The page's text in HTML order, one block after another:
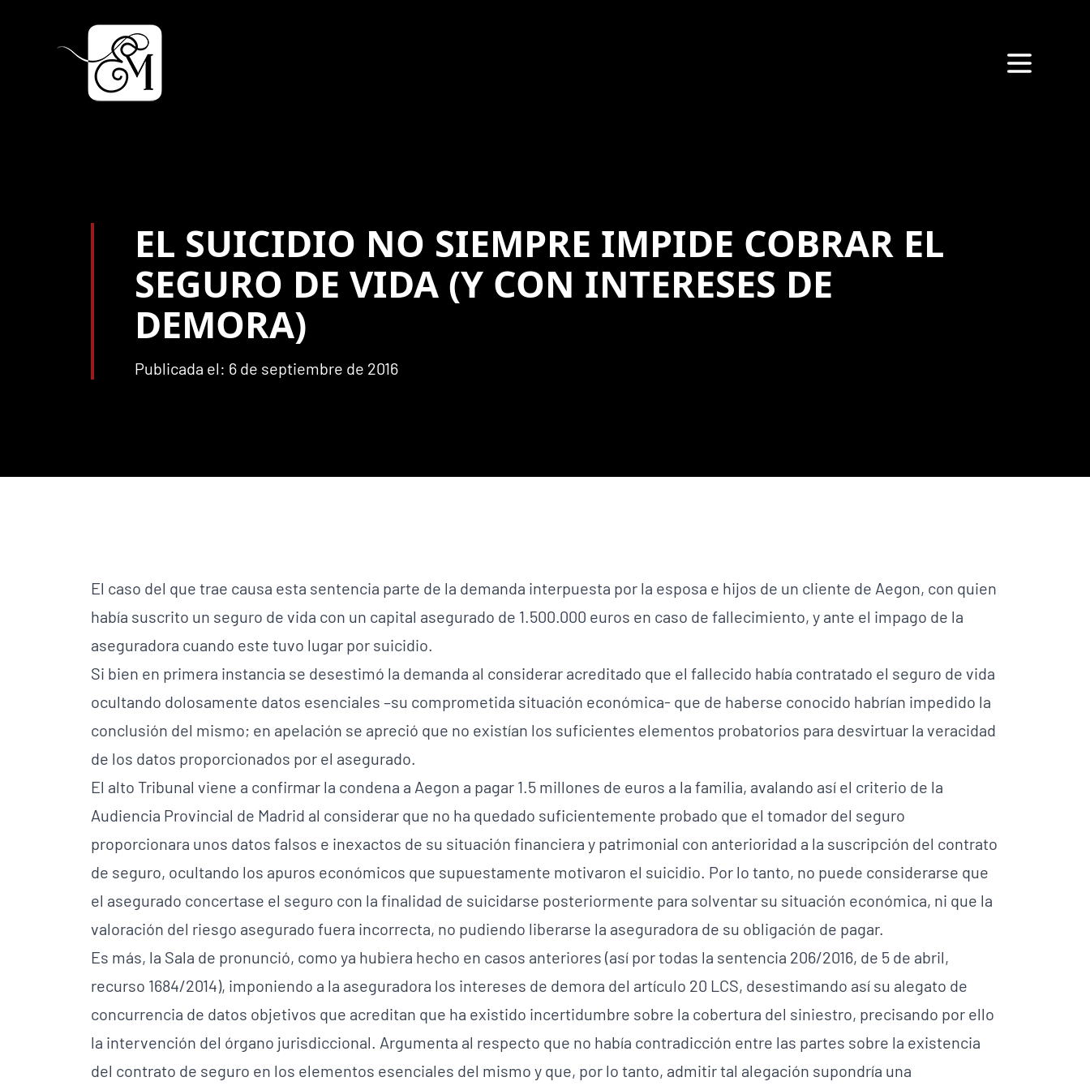
EL SUICIDIO NO SIEMPRE IMPIDE COBRAR EL
SEGURO DE VIDA (Y CON INTERESES DE
DEMORA)
Publicada el: 6 de septiembre de 2016
El caso del que trae causa esta sentencia parte de la demanda interpuesta por la esposa e hijos de un cliente de Aegon, con quien
había suscrito un seguro de vida con un capital asegurado de 1.500.000 euros en caso de fallecimiento, y ante el impago de la
aseguradora cuando este tuvo lugar por suicidio.
Si bien en primera instancia se desestimó la demanda al considerar acreditado que el fallecido había contratado el seguro de vida
ocultando dolosamente datos esenciales –su comprometida situación económica- que de haberse conocido habrían impedido la
conclusión del mismo; en apelación se apreció que no existían los suficientes elementos probatorios para desvirtuar la veracidad
de los datos proporcionados por el asegurado.
El alto Tribunal viene a confirmar la condena a Aegon a pagar 1.5 millones de euros a la familia, avalando así el criterio de la
Audiencia Provincial de Madrid al considerar que no ha quedado suficientemente probado que el tomador del seguro
proporcionara unos datos falsos e inexactos de su situación financiera y patrimonial con anterioridad a la suscripción del contrato
de seguro, ocultando los apuros económicos que supuestamente motivaron el suicidio. Por lo tanto, no puede considerarse que
el asegurado concertase el seguro con la finalidad de suicidarse posteriormente para solventar su situación económica, ni que la
valoración del riesgo asegurado fuera incorrecta, no pudiendo liberarse la aseguradora de su obligación de pagar.
Es más, la Sala de pronunció, como ya hubiera hecho en casos anteriores (así por todas la sentencia 206/2016, de 5 de abril,
recurso 1684/2014), imponiendo a la aseguradora los intereses de demora del artículo 20 LCS, desestimando así su alegato de
concurrencia de datos objetivos que acreditan que ha existido incertidumbre sobre la cobertura del siniestro, precisando por ello
la intervención del órgano jurisdiccional. Argumenta al respecto que no había contradicción entre las partes sobre la existencia
del contrato de seguro en los elementos esenciales del mismo y que, por lo tanto, admitir tal alegación supondría una